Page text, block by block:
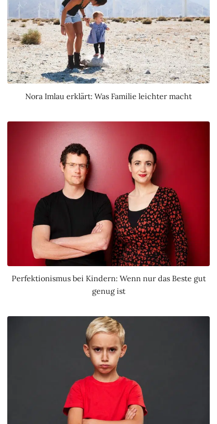
Nora Imlau erklärt: Was Familie leichter macht
Perfektionismus bei Kindern: Wenn nur das Beste gut
genug ist